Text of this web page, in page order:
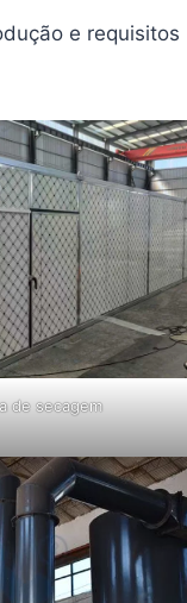
e requisitos
de secagem